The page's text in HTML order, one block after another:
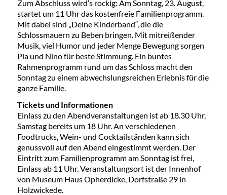
Zum Abschluss wird’s rockig: Am Sonntag, 23. August,
startet um 11 Uhr das kostenfreie Familienprogramm.
Mit dabei sind „Deine Kinderband“, die die
Schlossmauern zu Beben bringen. Mit mitreißender
Musik, viel Humor und jeder Menge Bewegung sorgen
Pia und Nino für beste Stimmung. Ein buntes
Rahmenprogramm rund um das Schloss macht den
Sonntag zu einem abwechslungsreichen Erlebnis für die
ganze Familie.
Tickets und Informationen
Einlass zu den Abendveranstaltungen ist ab 18.30 Uhr,
Samstag bereits um 18 Uhr. An verschiedenen
Foodtrucks, Wein- und Cocktailständen kann sich
genussvoll auf den Abend eingestimmt werden. Der
Eintritt zum Familienprogramm am Sonntag ist frei,
Einlass ab 11 Uhr. Veranstaltungsort ist der Innenhof
von Museum Haus Opherdicke, Dorfstraße 29 in
Holzwickede.